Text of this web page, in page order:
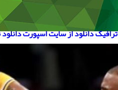
ترافیک دانلود از سایت اسپورت